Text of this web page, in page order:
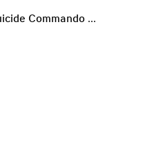
My Inner Storm Blows (Suicide Commando Mix)